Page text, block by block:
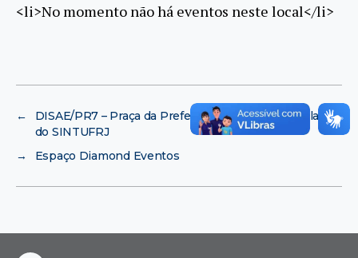
<li>No momento não há eventos neste local</li>
←
DISAE/PR7 – Praça da Prefeitura Universitária, ao lado
do SINTUFRJ
→
Espaço Diamond Eventos